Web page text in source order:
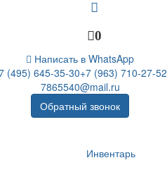
0
Написать в WhatsApp
(495) 645-35-30+7 (963) 710-27-52
7865540@mail.ru
Обратный звонок
Инвентарь